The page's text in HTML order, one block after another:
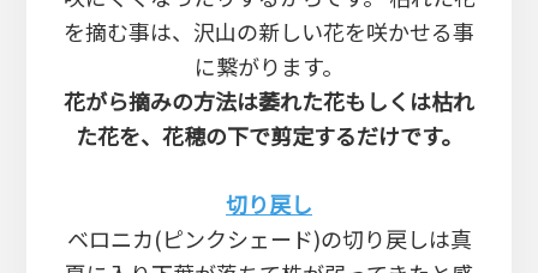
を摘む事は、沢山の新しい花を咲かせる事
に繋がります。
花がら摘みの方法は萎れた花もしくは枯れ
た花を、花穂の下で剪定するだけです。
切り戻し
ベロニカ(ピンクシェード)の切り戻しは真